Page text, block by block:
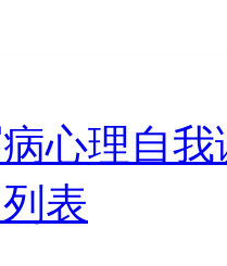
心理自我
表